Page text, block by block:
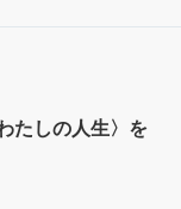
たしの人生〉を